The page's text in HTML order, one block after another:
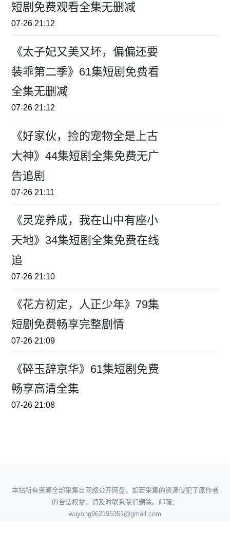
短剧免费观看全集无删减
07-26 21:12
《太子妃又美又坏，偏偏还要
装乖第二季》61集短剧免费看
全集无删减
07-26 21:12
《好家伙，捡的宠物全是上古
大神》44集短剧全集免费无广
告追剧
07-26 21:11
《灵宠养成，我在山中有座小
天地》34集短剧全集免费在线
追
07-26 21:10
《花方初定，人正少年》79集
短剧免费畅享完整剧情
07-26 21:09
《碎玉辞京华》61集短剧免费
畅享高清全集
07-26 21:08
本站所有资源全部采集自网络公开网盘，如若采集的资源侵犯了原作者
的合法权益，请及时联系我们删除。邮箱：
wuyong962195351@gmail.com